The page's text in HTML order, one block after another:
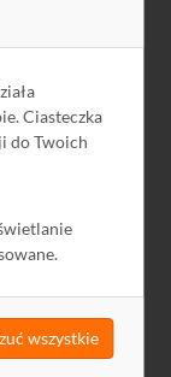
Ciasteczka
do Twoich
wszystkie
(dla obciążeń
IP20
0...+45